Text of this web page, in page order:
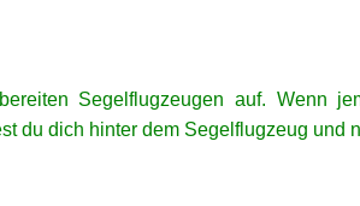
Segelflugzeugen auf. Wenn
du dich hinter dem Segelflugzeug und